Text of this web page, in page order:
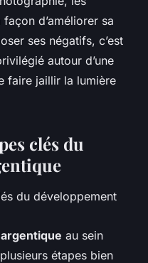
d’améliorer sa
ses négatifs, c’est
autour d’une
faire jaillir la lumière
clés du
au sein
étapes bien